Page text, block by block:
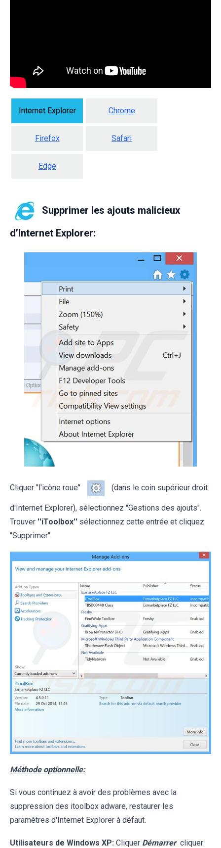
Internet Explorer Chrome
Firefox Safari
Edge
Supprimer les ajouts malicieux
d’Internet Explorer:
Cliquer ''l'icône roue'' (dans le coin supérieur droit
d'Internet Explorer), sélectionnez "Gestions des ajouts".
Trouver ''iToolbox'' sélectionnez cette entrée et cliquez
''Supprimer''.
Méthode optionnelle:
Si vous continuez à avoir des problèmes avec la
suppression des itoolbox adware, restaurer les
paramètres d'Internet Explorer à défaut.
Utilisateurs de Windows XP: Cliquer Démarrer cliquer